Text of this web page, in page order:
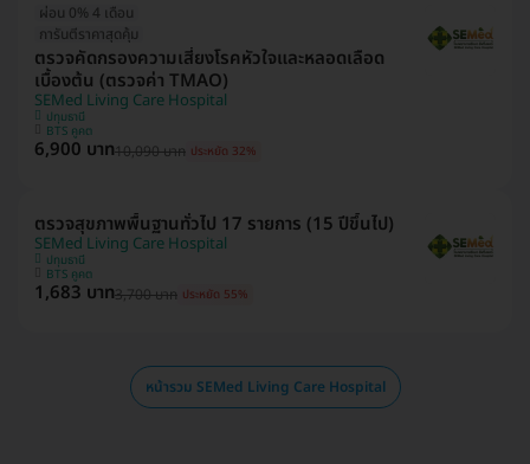
ผ่อน 0% 4 เดือน
การันตีราคาสุดคุ้ม
ตรวจคัดกรองความเสี่ยงโรคหัวใจและหลอดเลือด
เบื้องต้น (ตรวจค่า TMAO)
SEMed Living Care Hospital
ปทุมธานี
BTS คูคต
6,900 บาท10,090 บาท ประหยัด 32%
ตรวจสุขภาพพื้นฐานทั่วไป 17 รายการ (15 ปีขึ้นไป)
SEMed Living Care Hospital
ปทุมธานี
BTS คูคต
1,683 บาท3,700 บาท ประหยัด 55%
หน้ารวม SEMed Living Care Hospital